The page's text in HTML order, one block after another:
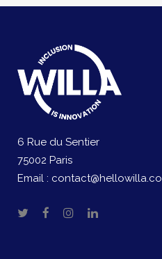
6 Rue du Sentier
75002 Paris
Email : contact@hellowilla.co